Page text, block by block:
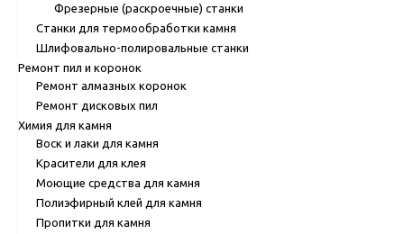
Фрезерные (раскроечные) станки
Станки для термообработки камня
Шлифовально-полировальные станки
Ремонт пил и коронок
Ремонт алмазных коронок
Ремонт дисковых пил
Химия для камня
Воск и лаки для камня
Красители для клея
Моющие средства для камня
Полиэфирный клей для камня
Пропитки для камня